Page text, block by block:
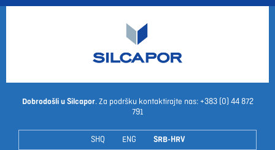
Dobrodošli u Silcapor. Za podršku kontaktirajte nas: +383 (0) 44 872
791
SHQ ENG SRB-HRV